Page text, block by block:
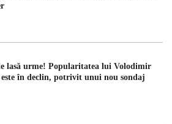
lasă urme! Popularitatea lui Volodimir
este în declin, potrivit unui nou sondaj